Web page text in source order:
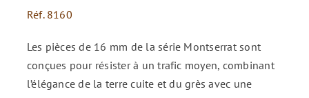
Réf. 8160
Les pièces de 16 mm de la série Montserrat sont
conçues pour résister à un trafic moyen, combinant
l’élégance de la terre cuite et du grès avec une